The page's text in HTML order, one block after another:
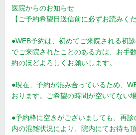
医院からのお知らせ
【ご予約希望日送信前に必ずお読みくだ
●WEB予約は、初めてご来院される初
でご来院されたことのある方は、お手
約のほどよろしくお願いします。
●現在、予約が混み合っているため、
おります。ご希望の時間が空いてない
●予約枠に空きがございましても、再
内の混雑状況により、院内にてお待ち